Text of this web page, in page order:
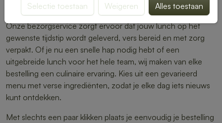
jouw smaak.
Onze bezorgservice zorgt ervoor dat jouw lunch op het
gewenste tijdstip wordt geleverd, vers bereid en met zorg
verpakt. Of je nu een snelle hap nodig hebt of een
uitgebreide lunch voor het hele team, wij maken van elke
bestelling een culinaire ervaring. Kies uit een gevarieerd
menu met verse ingrediënten, zodat je elke dag iets nieuws
kunt ontdekken.
Met slechts een paar klikken plaats je eenvoudig je bestelling
Selectie toestaan Weigeren Alles toestaan